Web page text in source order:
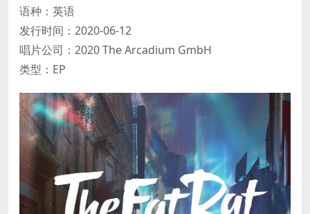
语种：英语
发行时间：2020-06-12
唱片公司：2020 The Arcadium GmbH
类型：EP